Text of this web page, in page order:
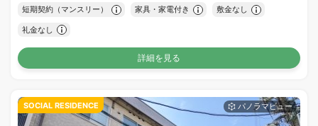
短期契約（マンスリー） 家具・家電付き 敷金なし
礼金なし
詳細を見る
SOCIAL RESIDENCE